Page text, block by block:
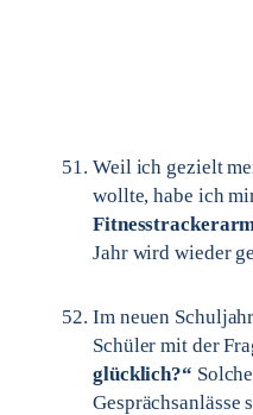
Weil ich gezielt
wollte, habe ich
Jahr wird wieder
Im neuen
Schüler mit der
glücklich?“
Gesprächsanlässe